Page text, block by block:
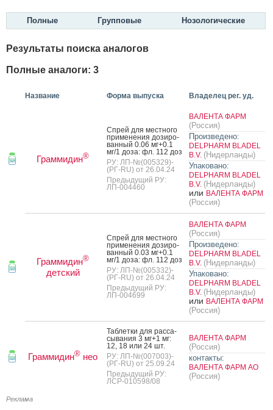
Полные Групповые Нозологические
Результаты поиска аналогов
Полные аналоги: 3
Название Форма выпуска Владелец рег. уд.
Граммидин®
Спрей для мес­тно­го
при­мене­ния до­зиро­
ван­ный 0.06 мг+0.1
мг/1 до­за: фл. 112 доз
РУ: ЛП-№(005329)-
(РГ-RU) от 26.04.24
Предыдущий РУ:
ЛП-004460
ВАЛЕНТА ФАРМ
(Россия)
Произведено:
DELPHARM BLADEL
B.V. (Нидерланды)
Упаковано:
DELPHARM BLADEL
B.V. (Нидерланды)
или ВАЛЕНТА ФАРМ
(Россия)
Граммидин®
детский
Спрей для мес­тно­го
при­мене­ния до­зиро­
ван­ный 0.03 мг+0.1
мг/1 до­за: фл. 112 доз
РУ: ЛП-№(005332)-
(РГ-RU) от 26.04.24
Предыдущий РУ:
ЛП-004699
ВАЛЕНТА ФАРМ
(Россия)
Произведено:
DELPHARM BLADEL
B.V. (Нидерланды)
Упаковано:
DELPHARM BLADEL
B.V. (Нидерланды)
или ВАЛЕНТА ФАРМ
(Россия)
Граммидин® нео
Таб­летки для рас­са­
сыва­ния 3 мг+1 мг:
12, 18 или 24 шт.
РУ: ЛП-№(007003)-
(РГ-RU) от 25.09.24
Предыдущий РУ:
ЛСР-010598/08
ВАЛЕНТА ФАРМ
(Россия)
контакты:
ВАЛЕНТА ФАРМ АО
(Россия)
Реклама